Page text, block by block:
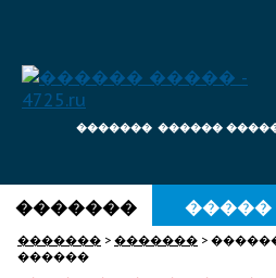
������
�������
������� �����
������� > ������� >
������